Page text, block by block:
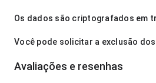
Os dados são criptografados em
Você pode solicitar a exclusão
Avaliações e resenhas